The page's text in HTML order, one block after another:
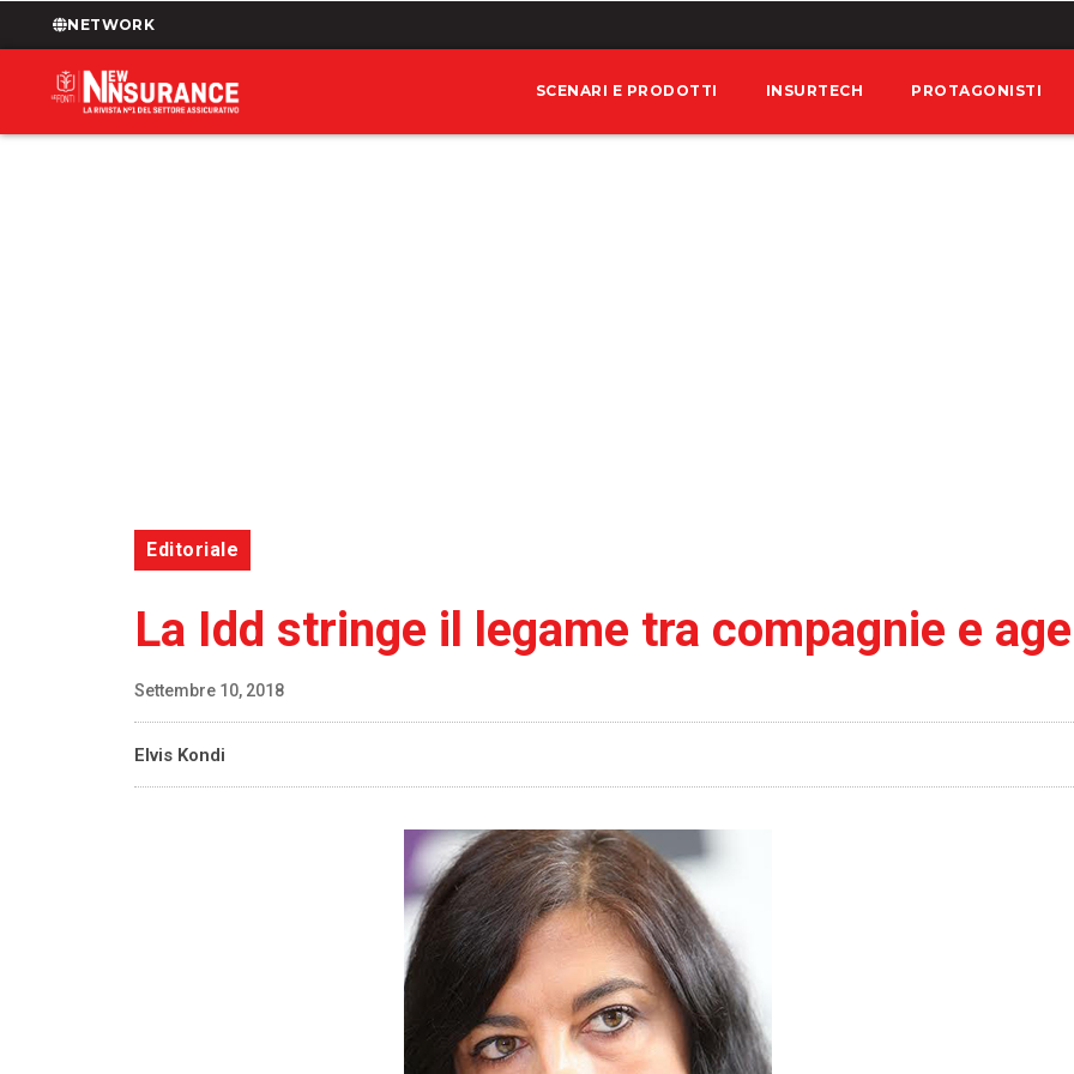
NETWORK
SCENARI E PRODOTTI INSURTECH PROTAGONISTI
Editoriale
La Idd stringe il legame tra compagnie e
Settembre 10, 2018
Elvis Kondi